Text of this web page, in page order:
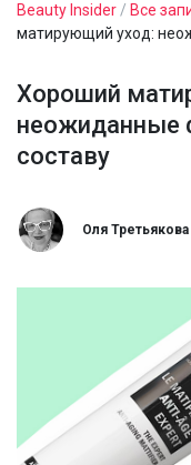
Beauty Insider / Все
матирующий уход:
Хороший
неожиданные
составу
Оля Третьякова